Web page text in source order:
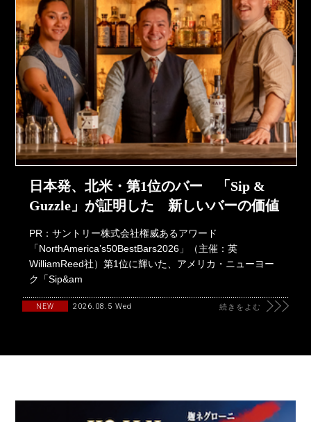
日本発、北米・第1位のバー 「Sip &
Guzzle」が証明した 新しいバーの価値
PR：サントリー株式会社権威あるアワード
「NorthAmerica’s50BestBars2026」（主催：英
WilliamReed社）第1位に輝いた、アメリカ・ニューヨー
ク「Sip&am
NEW 2026.08.5 Wed 続きをよむ